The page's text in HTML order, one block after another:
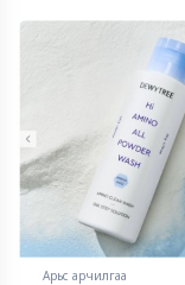
Арьс арчилгаа